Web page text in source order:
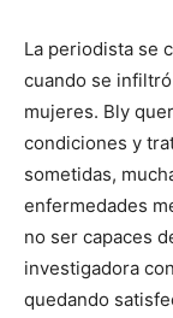
La periodista se
cuando se
mujeres. Bly
condiciones y
sometidas,
enfermedades
no ser capaces
investigadora
quedando